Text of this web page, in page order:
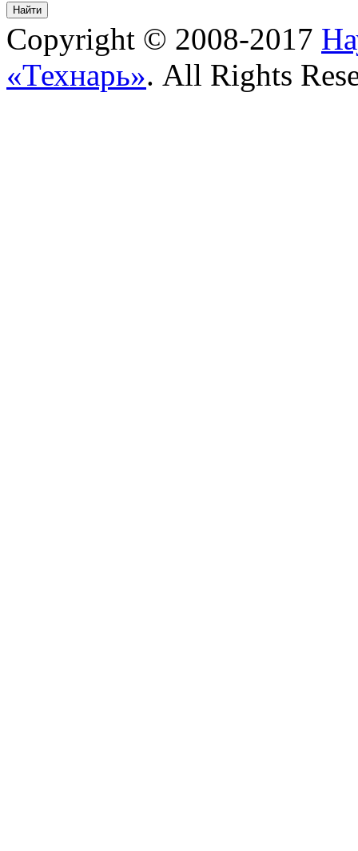
Copyright © 2008-2017
«Технарь». All Rights